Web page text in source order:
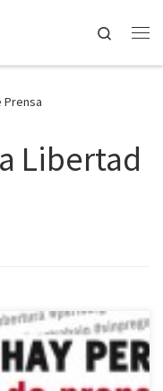
Search
Prensa
Libertad
es un componente